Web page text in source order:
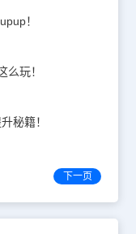
！
玩！
秘籍！
下一页